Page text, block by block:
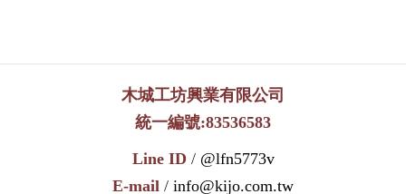
木城工坊興業有限公司
統一編號:83536583
Line ID / @lfn5773v
E-mail / info@kijo.com.tw